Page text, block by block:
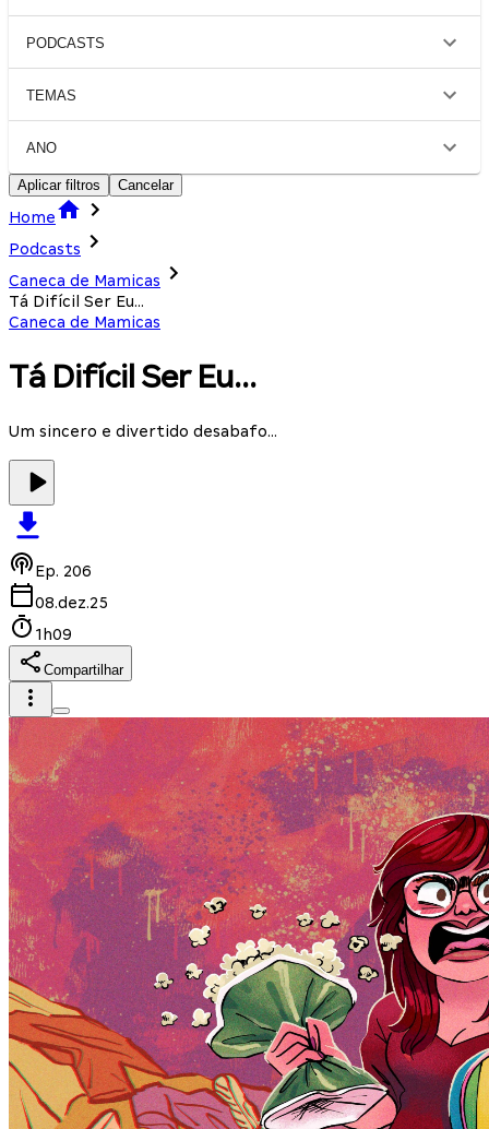
PODCASTS
TEMAS
ANO
Aplicar filtros Cancelar
Home
Podcasts
Caneca de Mamicas
Tá Difícil Ser Eu...
Caneca de Mamicas
Tá Difícil Ser Eu...
Um sincero e divertido desabafo...
Ep. 206
08.dez.25
1h09
Compartilhar